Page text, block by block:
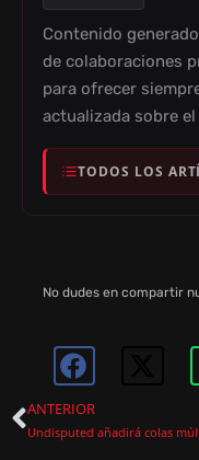
Contenido
de colaboraciones
para ofrecer
actualizada sobre
TODOS LOS
No dudes en compartir
ANTERIOR